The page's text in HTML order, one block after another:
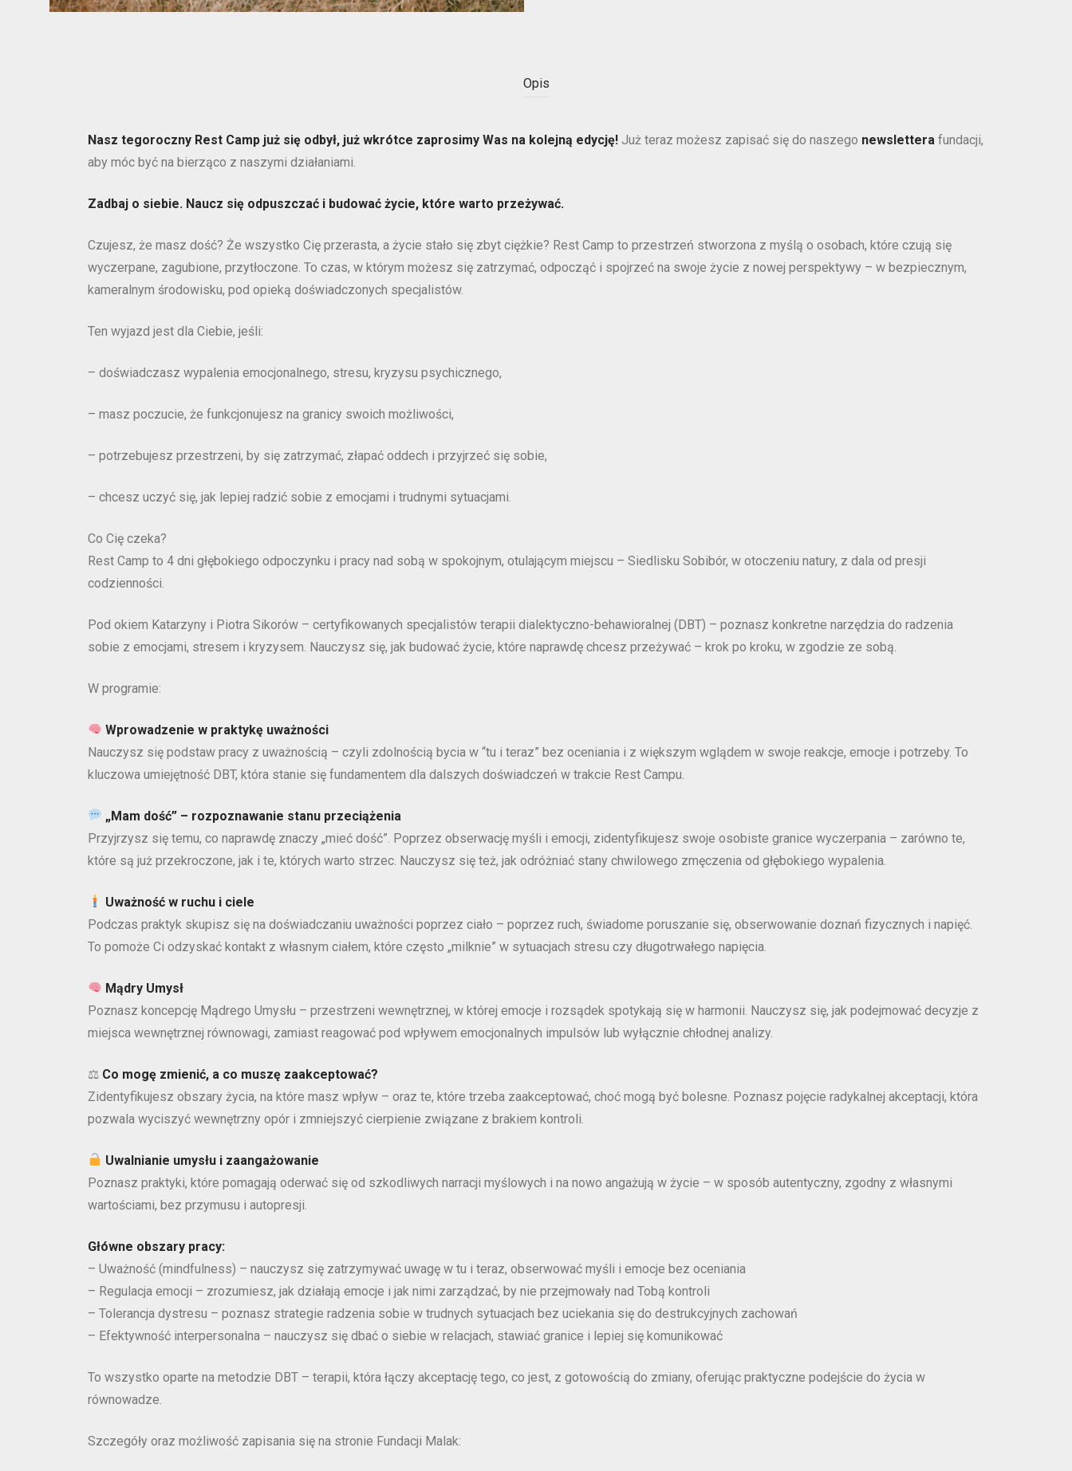
Opis
Nasz tegoroczny Rest Camp już się odbył, już wkrótce zaprosimy Was na kolejną edycję! Już teraz możesz zapisać się do naszego newslettera fundacji,
aby móc być na bierząco z naszymi działaniami.
Zadbaj o siebie. Naucz się odpuszczać i budować życie, które warto przeżywać.
Czujesz, że masz dość? Że wszystko Cię przerasta, a życie stało się zbyt ciężkie? Rest Camp to przestrzeń stworzona z myślą o osobach, które czują się
wyczerpane, zagubione, przytłoczone. To czas, w którym możesz się zatrzymać, odpocząć i spojrzeć na swoje życie z nowej perspektywy – w bezpiecznym,
kameralnym środowisku, pod opieką doświadczonych specjalistów.
Ten wyjazd jest dla Ciebie, jeśli:
– doświadczasz wypalenia emocjonalnego, stresu, kryzysu psychicznego,
– masz poczucie, że funkcjonujesz na granicy swoich możliwości,
– potrzebujesz przestrzeni, by się zatrzymać, złapać oddech i przyjrzeć się sobie,
– chcesz uczyć się, jak lepiej radzić sobie z emocjami i trudnymi sytuacjami.
Co Cię czeka?
Rest Camp to 4 dni głębokiego odpoczynku i pracy nad sobą w spokojnym, otulającym miejscu – Siedlisku Sobibór, w otoczeniu natury, z dala od presji
codzienności.
Pod okiem Katarzyny i Piotra Sikorów – certyfikowanych specjalistów terapii dialektyczno-behawioralnej (DBT) – poznasz konkretne narzędzia do radzenia
sobie z emocjami, stresem i kryzysem. Nauczysz się, jak budować życie, które naprawdę chcesz przeżywać – krok po kroku, w zgodzie ze sobą.
W programie:
Wprowadzenie w praktykę uważności
Nauczysz się podstaw pracy z uważnością – czyli zdolnością bycia w “tu i teraz” bez oceniania i z większym wglądem w swoje reakcje, emocje i potrzeby. To
kluczowa umiejętność DBT, która stanie się fundamentem dla dalszych doświadczeń w trakcie Rest Campu.
„Mam dość” – rozpoznawanie stanu przeciążenia
Przyjrzysz się temu, co naprawdę znaczy „mieć dość”. Poprzez obserwację myśli i emocji, zidentyfikujesz swoje osobiste granice wyczerpania – zarówno te,
które są już przekroczone, jak i te, których warto strzec. Nauczysz się też, jak odróżniać stany chwilowego zmęczenia od głębokiego wypalenia.
Uważność w ruchu i ciele
Podczas praktyk skupisz się na doświadczaniu uważności poprzez ciało – poprzez ruch, świadome poruszanie się, obserwowanie doznań fizycznych i napięć.
To pomoże Ci odzyskać kontakt z własnym ciałem, które często „milknie” w sytuacjach stresu czy długotrwałego napięcia.
Mądry Umysł
Poznasz koncepcję Mądrego Umysłu – przestrzeni wewnętrznej, w której emocje i rozsądek spotykają się w harmonii. Nauczysz się, jak podejmować decyzje z
miejsca wewnętrznej równowagi, zamiast reagować pod wpływem emocjonalnych impulsów lub wyłącznie chłodnej analizy.
⚖ Co mogę zmienić, a co muszę zaakceptować?
Zidentyfikujesz obszary życia, na które masz wpływ – oraz te, które trzeba zaakceptować, choć mogą być bolesne. Poznasz pojęcie radykalnej akceptacji, która
pozwala wyciszyć wewnętrzny opór i zmniejszyć cierpienie związane z brakiem kontroli.
Uwalnianie umysłu i zaangażowanie
Poznasz praktyki, które pomagają oderwać się od szkodliwych narracji myślowych i na nowo angażują w życie – w sposób autentyczny, zgodny z własnymi
wartościami, bez przymusu i autopresji.
Główne obszary pracy:
– Uważność (mindfulness) – nauczysz się zatrzymywać uwagę w tu i teraz, obserwować myśli i emocje bez oceniania
– Regulacja emocji – zrozumiesz, jak działają emocje i jak nimi zarządzać, by nie przejmowały nad Tobą kontroli
– Tolerancja dystresu – poznasz strategie radzenia sobie w trudnych sytuacjach bez uciekania się do destrukcyjnych zachowań
– Efektywność interpersonalna – nauczysz się dbać o siebie w relacjach, stawiać granice i lepiej się komunikować
To wszystko oparte na metodzie DBT – terapii, która łączy akceptację tego, co jest, z gotowością do zmiany, oferując praktyczne podejście do życia w
równowadze.
Szczegóły oraz możliwość zapisania się na stronie Fundacji Malak: